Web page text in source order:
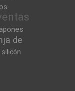
de
silicón